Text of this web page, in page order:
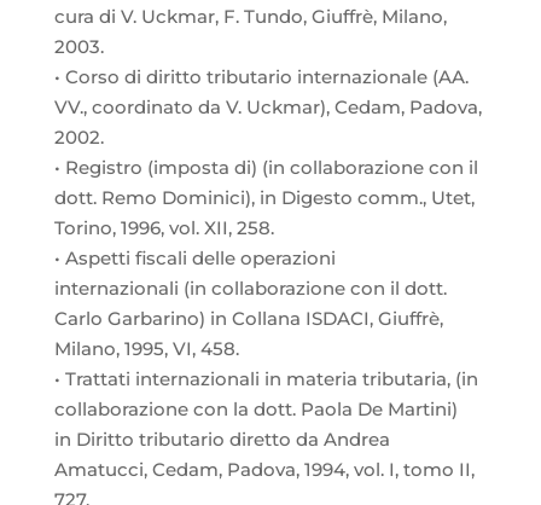
cura di V. Uckmar, F. Tundo, Giuffrè, Milano,
2003.
• Corso di diritto tributario internazionale (AA.
VV., coordinato da V. Uckmar), Cedam, Padova,
2002.
• Registro (imposta di) (in collaborazione con il
dott. Remo Dominici), in Digesto comm., Utet,
Torino, 1996, vol. XII, 258.
• Aspetti fiscali delle operazioni
internazionali (in collaborazione con il dott.
Carlo Garbarino) in Collana ISDACI, Giuffrè,
Milano, 1995, VI, 458.
• Trattati internazionali in materia tributaria, (in
collaborazione con la dott. Paola De Martini)
in Diritto tributario diretto da Andrea
Amatucci, Cedam, Padova, 1994, vol. I, tomo II,
727.